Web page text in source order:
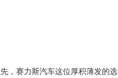
，赛力斯汽车这位厚积薄发的选